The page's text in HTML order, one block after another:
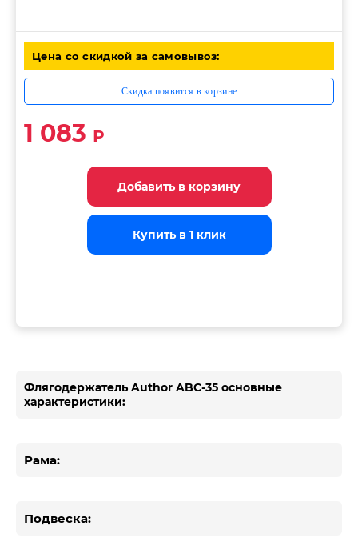
Цена со скидкой за самовывоз:
Скидка появится в корзине
1 083 Р
Добавить в корзину
Добавить в корзину
Добавить в корзину
Купить в 1 клик
Купить в 1 клик
Купить в 1 клик
Флягодержатель Author ABC-35 основные
характеристики:
Рама:
Подвеска: